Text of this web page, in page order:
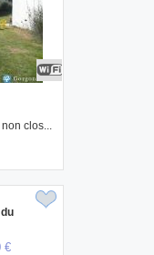
clos...
€